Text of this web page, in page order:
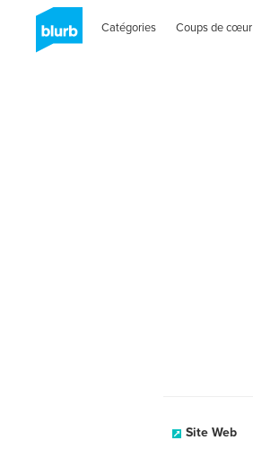
Catégories Coups de cœur
Site Web